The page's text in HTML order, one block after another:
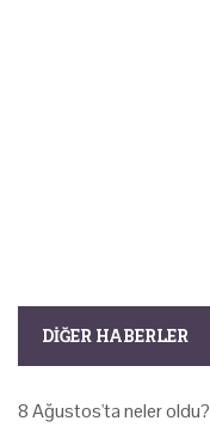
DIĞER HABERLER
8 Ağustos'ta neler oldu?